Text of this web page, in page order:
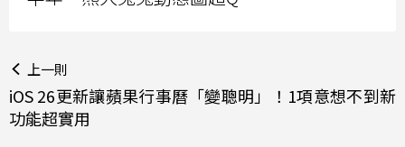
上一則
iOS 26更新讓蘋果行事曆「變聰明」！1項意想不到新
功能超實用